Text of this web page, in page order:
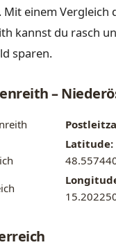
Mit einem Vergleich
kannst du rasch
sparen.
–
Latitude: